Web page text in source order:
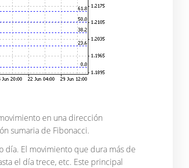
en una dirección
sumaria de Fibonacci.
día. El movimiento que dura más de
el día trece, etc. Este principal